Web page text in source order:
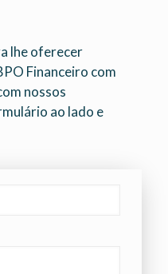
lhe oferecer
Financeiro com
nossos
ao lado e